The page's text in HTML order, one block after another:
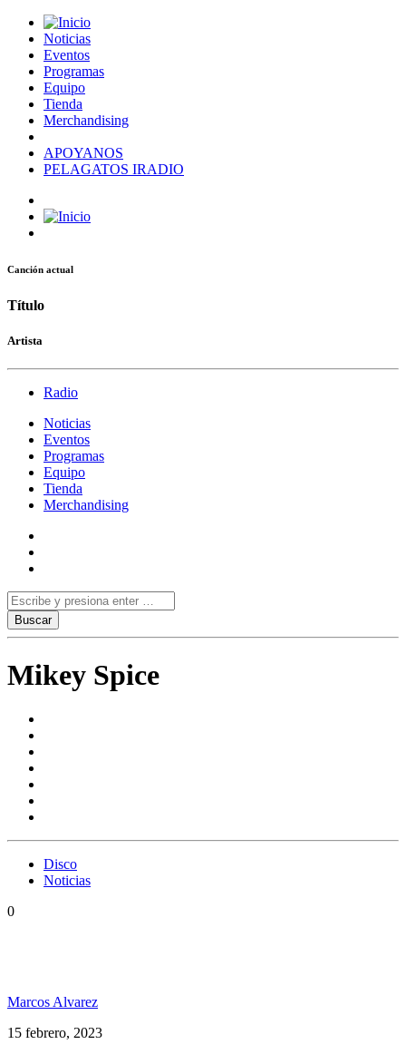
Noticias
Eventos
Programas
Equipo
Tienda
Merchandising
APOYANOS
PELAGATOS IRADIO
Canción actual
Título
Artista
Radio
Noticias
Eventos
Programas
Equipo
Tienda
Merchandising
Mikey Spice
Disco
Noticias
0
Marcos Alvarez
15 febrero, 2023